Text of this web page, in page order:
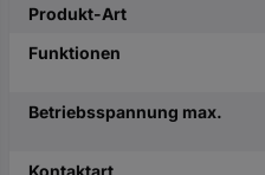
Produkt-Art
Funktionen
Betriebsspannung max.
Kontaktart